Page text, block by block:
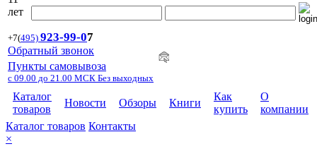
+7(495) 923-99-07
Обратный звонок
Пункты самовывоза
с 09.00 до 21.00 МСК Без выходных
Каталог
товаров
Новости Обзоры Книги
Как
купить
О
компании
Каталог товаров Контакты
×